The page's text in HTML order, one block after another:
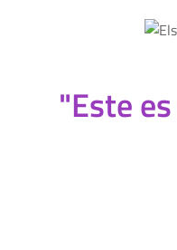
"Este